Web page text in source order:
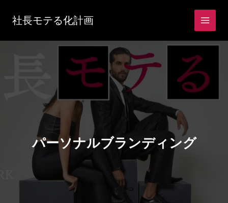
ス
社長モテる化計画
パーソナルブランディング